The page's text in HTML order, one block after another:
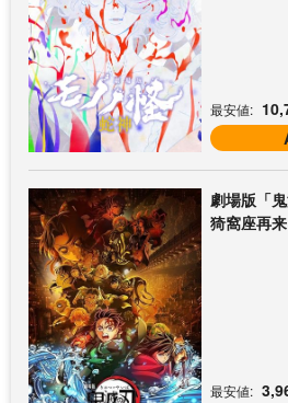
最安値:
劇場版「
猗窩座再
最安値: